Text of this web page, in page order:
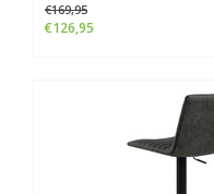
€169,95
€126,95